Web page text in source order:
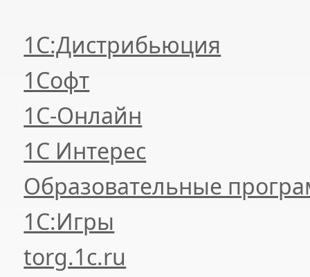
1С:Дистрибьюция
1Софт
1С-Онлайн
1С Интерес
Образовательные
1С:Игры
torg.1c.ru